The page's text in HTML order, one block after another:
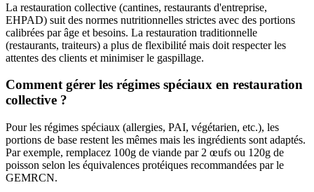
La restauration collective (cantines, restaurants d'entreprise,
EHPAD) suit des normes nutritionnelles strictes avec des portions
calibrées par âge et besoins. La restauration traditionnelle
(restaurants, traiteurs) a plus de flexibilité mais doit respecter les
attentes des clients et minimiser le gaspillage.
Comment gérer les régimes spéciaux en restauration
collective ?
Pour les régimes spéciaux (allergies, PAI, végétarien, etc.), les
portions de base restent les mêmes mais les ingrédients sont adaptés.
Par exemple, remplacez 100g de viande par 2 œufs ou 120g de
poisson selon les équivalences protéiques recommandées par le
GEMRCN.